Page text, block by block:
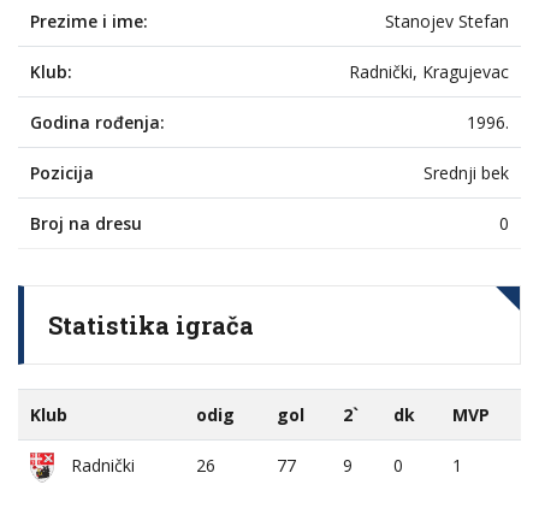
Prezime i ime: Stanojev Stefan
Klub: Radnički, Kragujevac
Godina rođenja: 1996.
Pozicija Srednji bek
Broj na dresu 0
Statistika igrača
Klub odig gol 2` dk MVP
Radnički 26 77 9 0 1